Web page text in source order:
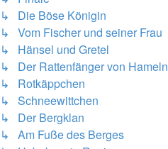
↳ Die Böse Königin
↳ Vom Fischer und seiner Frau
↳ Hänsel und Gretel
↳ Der Rattenfänger von Hameln
↳ Rotkäppchen
↳ Schneewittchen
↳ Der Bergklan
↳ Am Fuße des Berges